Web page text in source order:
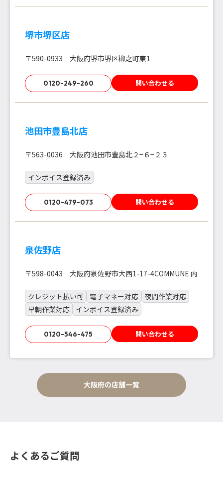
堺市堺区店
〒590-0933 大阪府堺市堺区柳之町東1
0120-249-260 問い合わせる
池田市豊島北店
〒563-0036 大阪府池田市豊島北２−６−２３
インボイス登録済み
0120-479-073 問い合わせる
泉佐野店
〒598-0043 大阪府泉佐野市大西1-17-4COMMUNE 内
クレジット払い可 電子マネー対応
夜間作業対応
早朝作業対応
インボイス登録済み
0120-546-475 問い合わせる
大阪府の店舗一覧
よくあるご質問